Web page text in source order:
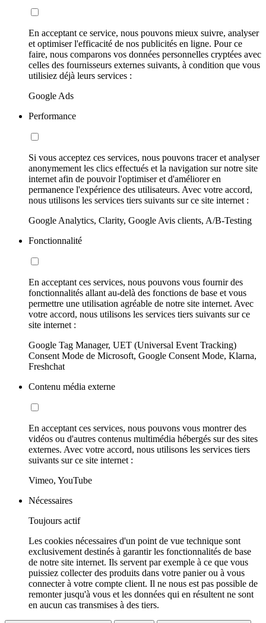
En acceptant ce service, nous pouvons mieux suivre, analyser
et optimiser l'efficacité de nos publicités en ligne. Pour ce
faire, nous comparons vos données personnelles cryptées avec
celles des fournisseurs externes suivants, à condition que vous
utilisiez déjà leurs services :
Google Ads
Performance
Si vous acceptez ces services, nous pouvons tracer et analyser
anonymement les clics effectués et la navigation sur notre site
internet afin de pouvoir l'optimiser et d'améliorer en
permanence l'expérience des utilisateurs. Avec votre accord,
nous utilisons les services tiers suivants sur ce site internet :
Google Analytics, Clarity, Google Avis clients, A/B-Testing
Fonctionnalité
En acceptant ces services, nous pouvons vous fournir des
fonctionnalités allant au-delà des fonctions de base et vous
permettre une utilisation agréable de notre site internet. Avec
votre accord, nous utilisons les services tiers suivants sur ce
site internet :
Google Tag Manager, UET (Universal Event Tracking)
Consent Mode de Microsoft, Google Consent Mode, Klarna,
Freshchat
Contenu média externe
En acceptant ces services, nous pouvons vous montrer des
vidéos ou d'autres contenus multimédia hébergés sur des sites
externes. Avec votre accord, nous utilisons les services tiers
suivants sur ce site internet :
Vimeo, YouTube
Nécessaires
Toujours actif
Les cookies nécessaires d'un point de vue technique sont
exclusivement destinés à garantir les fonctionnalités de base
de notre site internet. Ils servent par exemple à ce que vous
puissiez collecter des produits dans votre panier ou à vous
connecter à votre compte client. Il ne nous est pas possible de
remonter jusqu'à vous et les données qui en résultent ne sont
en aucun cas transmises à des tiers.